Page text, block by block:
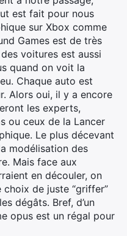
est fait pour nous
sur Xbox comme
Games est de très
voitures est aussi
quand on voit la
Chaque auto est
Alors oui, il y a encore
les experts,
ou ceux de la Lancer
Le plus décevant
modélisation des
Mais face aux
en découler, on
de juste “griffer”
dégâts. Bref, d’un
opus est un régal pour